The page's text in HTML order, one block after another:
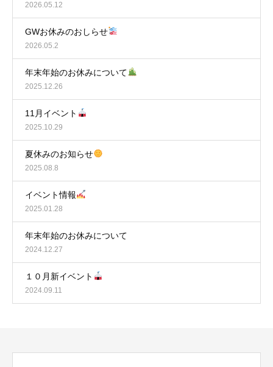
2026.05.12
GWお休みのおしらせ
2026.05.2
年末年始のお休みについて
2025.12.26
11月イベント
2025.10.29
夏休みのお知らせ
2025.08.8
イベント情報
2025.01.28
年末年始のお休みについて
2024.12.27
１０月新イベント
2024.09.11